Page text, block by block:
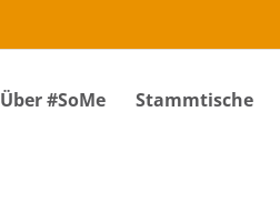
Über #SoMe Stammtische